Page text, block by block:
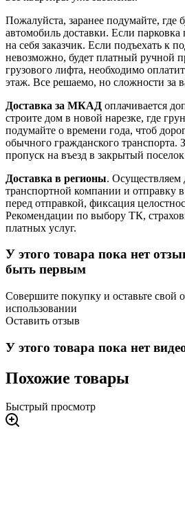
Пожалуйста, заранее подумайте, где
автомобиль доставки. Если парковка
на себя заказчик. Если подъехать к
невозможно, будет платный ручной
грузового лифта, необходимо
этаж. Все решаемо, но сложности за
Доставка за МКАД оплачивается
строите дом в новой нарезке, где
подумайте о времени года, чтоб
обычного гражданского транспорта.
пропуск на въезд в закрытый
Доставка в регионы. Осуществляем
транспортной компании и отправку
перед отправкой, фиксация
Рекомендации по выбору ТК,
платных услуг.
У этого товара пока нет
быть первым
Совершите покупку и оставьте свой
использовании
Оставить отзыв
У этого товара пока нет
Похожие товары
Быстрый просмотр